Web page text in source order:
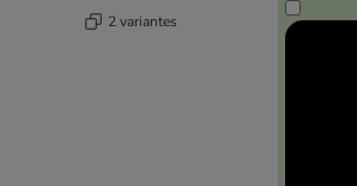
2 variantes